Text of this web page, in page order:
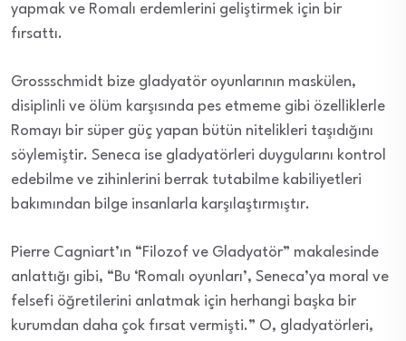
yapmak ve Romalı erdemlerini geliştirmek için bir
fırsattı.
Grossschmidt bize gladyatör oyunlarının maskülen,
disiplinli ve ölüm karşısında pes etmeme gibi özelliklerle
Romayı bir süper güç yapan bütün nitelikleri taşıdığını
söylemiştir. Seneca ise gladyatörleri duygularını kontrol
edebilme ve zihinlerini berrak tutabilme kabiliyetleri
bakımından bilge insanlarla karşılaştırmıştır.
Pierre Cagniart’ın “Filozof ve Gladyatör” makalesinde
anlattığı gibi, “Bu ‘Romalı oyunları’, Seneca’ya moral ve
felsefi öğretilerini anlatmak için herhangi başka bir
kurumdan daha çok fırsat vermişti.” O, gladyatörleri,